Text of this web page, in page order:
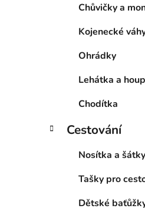
Chůvičky a
Kojenecké
Ohrádky
Lehátka a
Chodítka
Cestování
Nosítka a šátky
Tašky pro
Dětské